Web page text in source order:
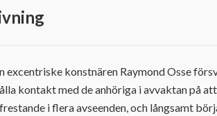
excentriske konstnären Raymond Osse
kontakt med de anhöriga i avvaktan på
i flera avseenden, och långsamt